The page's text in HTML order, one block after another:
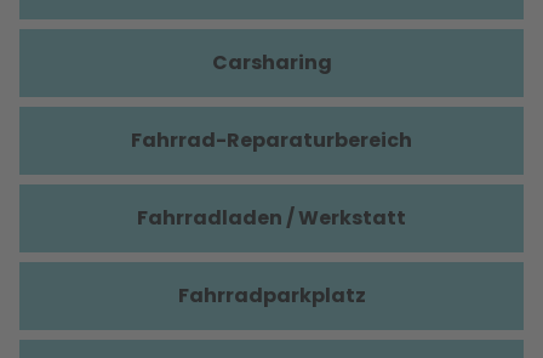
Carsharing
Fahrrad-Reparaturbereich
Fahrradladen / Werkstatt
Fahrradparkplatz